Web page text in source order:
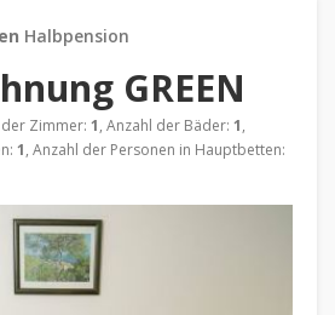
Halbpension
GREEN
der Zimmer: 1, Anzahl der Bäder: 1,
1, Anzahl der Personen in Hauptbetten: